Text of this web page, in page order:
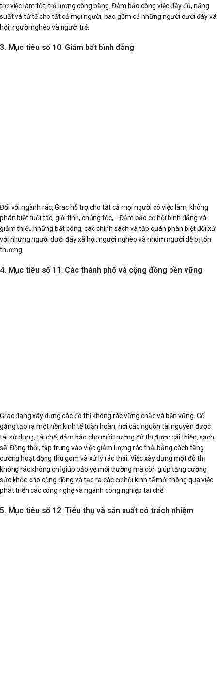
trợ việc làm tốt, trả lương công bằng. Đảm bảo công việc đầy đủ, năng
suất và tử tế cho tất cả mọi người, bao gồm cả những người dưới đáy xã
hội, người nghèo và người trẻ.
3. Mục tiêu số 10: Giảm bất bình đẳng
Đối với ngành rác, Grac hỗ trợ cho tất cả mọi người có việc làm, không
phân biệt tuổi tác, giới tính, chủng tộc,… Đảm bảo cơ hội bình đẳng và
giảm thiểu những bất công, các chính sách và tập quán phân biệt đối xử
với những người dưới đáy xã hội, người nghèo và nhóm người dễ bị tổn
thương.
4. Mục tiêu số 11: Các thành phố và cộng đồng bền vững
Grac đang xây dựng các đô thị không rác vững chắc và bền vững. Cố
gắng tạo ra một nền kinh tế tuần hoàn, nơi các nguồn tài nguyên được
tái sử dụng, tái chế, đảm bảo cho môi trường đô thị được cải thiện, sạch
sẽ. Đồng thời, tập trung vào việc giảm lượng rác thải bằng cách tăng
cường hoạt động thu gom và xử lý rác thải. Việc xây dựng một đô thị
không rác không chỉ giúp bảo vệ môi trường mà còn giúp tăng cường
sức khỏe cho cộng đồng và tạo ra các cơ hội kinh tế mới thông qua việc
phát triển các công nghệ và ngành công nghiệp tái chế.
5. Mục tiêu số 12: Tiêu thụ và sản xuất có trách nhiệm